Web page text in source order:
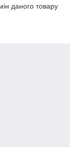
даного товару